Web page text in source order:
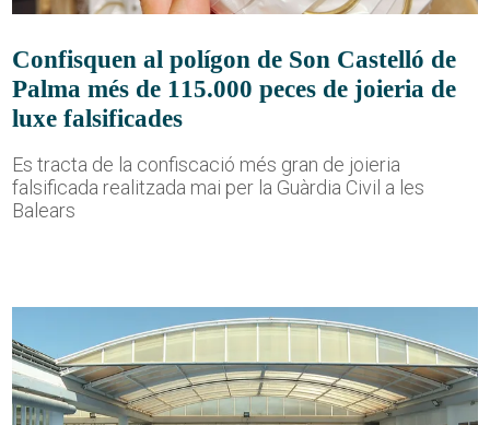
Confisquen al polígon de Son Castelló de
Palma més de 115.000 peces de joieria de
luxe falsificades
Es tracta de la confiscació més gran de joieria
falsificada realitzada mai per la Guàrdia Civil a les
Balears